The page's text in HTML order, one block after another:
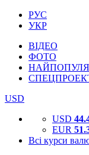
РУС
УКР
ВІДЕО
ФОТО
USD
USD
EUR
Всі курси